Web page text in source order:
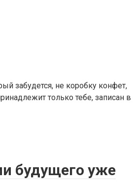
забудется, не коробку конфет,
только тебе, записан в
будущего уже